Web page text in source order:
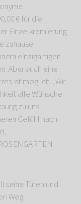
€ für die
Einzelkremierung
zuhause
einzigartigen
Aber auch eine
ist möglich. „Wir
alle Wünsche
zu uns
Gefühl nach
seine Türen und
Weg.